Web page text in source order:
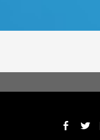
b a